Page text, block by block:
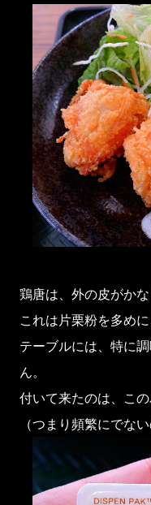
鶏唐は、外の皮がか
これは片栗粉を多め
テーブルには、特に
ん。
付いて来たのは、こ
（つまり頻繁にでない